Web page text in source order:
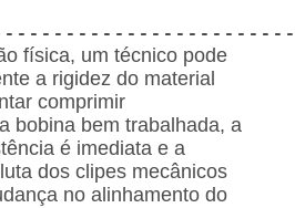
física, um técnico pode
a rigidez do material
comprimir
bobina bem trabalhada, a
é imediata e a
dos clipes mecânicos
no alinhamento do